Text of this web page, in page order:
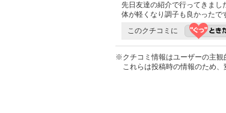
先日友達の紹介で行ってきま
体が軽くなり調子も良かったで
このクチコミに
※クチコミ情報はユーザーの主観
これらは投稿時の情報のため